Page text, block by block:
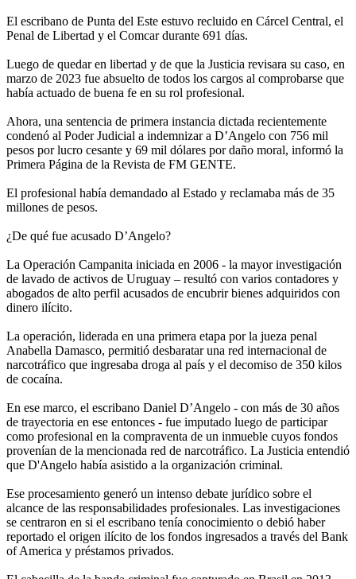
El escribano de Punta del Este estuvo recluido en Cárcel Central, el
Penal de Libertad y el Comcar durante 691 días.
Luego de quedar en libertad y de que la Justicia revisara su caso, en
marzo de 2023 fue absuelto de todos los cargos al comprobarse que
había actuado de buena fe en su rol profesional.
Ahora, una sentencia de primera instancia dictada recientemente
condenó al Poder Judicial a indemnizar a D’Angelo con 756 mil
pesos por lucro cesante y 69 mil dólares por daño moral, informó la
Primera Página de la Revista de FM GENTE.
El profesional había demandado al Estado y reclamaba más de 35
millones de pesos.
¿De qué fue acusado D’Angelo?
La Operación Campanita iniciada en 2006 - la mayor investigación
de lavado de activos de Uruguay – resultó con varios contadores y
abogados de alto perfil acusados de encubrir bienes adquiridos con
dinero ilícito.
La operación, liderada en una primera etapa por la jueza penal
Anabella Damasco, permitió desbaratar una red internacional de
narcotráfico que ingresaba droga al país y el decomiso de 350 kilos
de cocaína.
En ese marco, el escribano Daniel D’Angelo - con más de 30 años
de trayectoria en ese entonces - fue imputado luego de participar
como profesional en la compraventa de un inmueble cuyos fondos
provenían de la mencionada red de narcotráfico. La Justicia entendió
que D'Angelo había asistido a la organización criminal.
Ese procesamiento generó un intenso debate jurídico sobre el
alcance de las responsabilidades profesionales. Las investigaciones
se centraron en si el escribano tenía conocimiento o debió haber
reportado el origen ilícito de los fondos ingresados a través del Bank
of America y préstamos privados.